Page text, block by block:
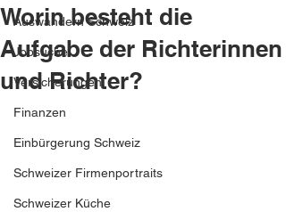
Auswandern Schweiz
Jobsuche
Versicherungen
Finanzen
Einbürgerung Schweiz
Schweizer Firmenportraits
Schweizer Küche
Worin besteht die
Aufgabe der Richterinnen
und Richter?